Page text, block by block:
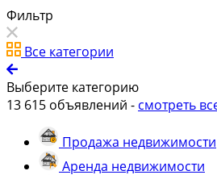
Фильтр
Все категории
Выберите категорию
13 615 объявлений - смотреть
Продажа недвижимости
Аренда недвижимости